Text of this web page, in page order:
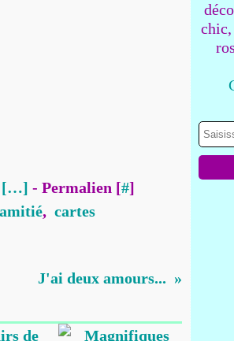
…] - Permalien [#]
amitié, cartes
J'ai deux amours...